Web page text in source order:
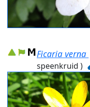
Ficaria verna
speenkruid )